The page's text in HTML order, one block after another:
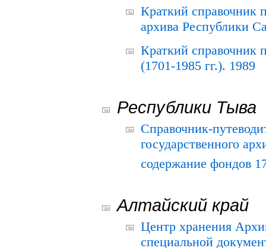
Краткий справочник
архива Республики
Краткий
(1701-1985 гг.). 1989
Республики Тыва
Справочник-
государственного
содержание фондов
Алтайский край
Центр хранения